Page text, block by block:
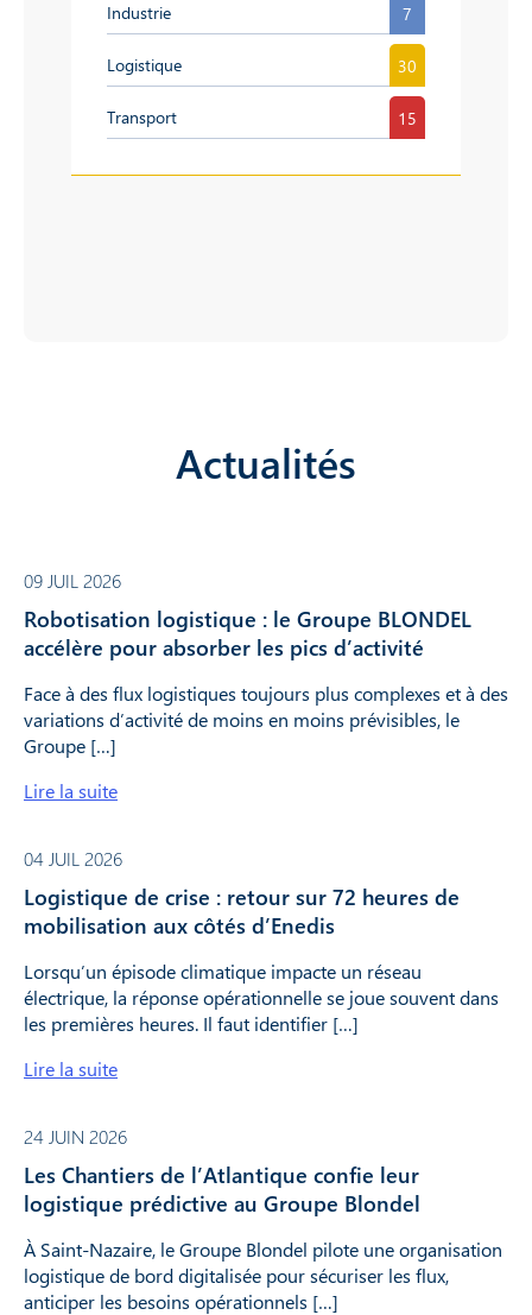
Industrie 7
Logistique 30
Transport 15
Actualités
09 JUIL 2026
Robotisation logistique : le Groupe BLONDEL
accélère pour absorber les pics d’activité
Face à des flux logistiques toujours plus complexes et à des
variations d’activité de moins en moins prévisibles, le
Groupe […]
Lire la suite
04 JUIL 2026
Logistique de crise : retour sur 72 heures de
mobilisation aux côtés d’Enedis
Lorsqu’un épisode climatique impacte un réseau
électrique, la réponse opérationnelle se joue souvent dans
les premières heures. Il faut identifier […]
Lire la suite
24 JUIN 2026
Les Chantiers de l’Atlantique confie leur
logistique prédictive au Groupe Blondel
À Saint-Nazaire, le Groupe Blondel pilote une organisation
logistique de bord digitalisée pour sécuriser les flux,
anticiper les besoins opérationnels […]